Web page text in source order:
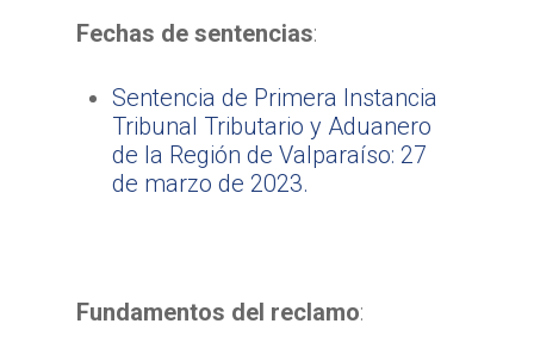
Fechas de sentencias:
Sentencia de Primera Instancia
Tribunal Tributario y Aduanero
de la Región de Valparaíso: 27
de marzo de 2023.
Fundamentos del reclamo: